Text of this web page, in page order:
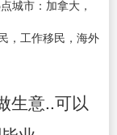
城市：加拿大，
，工作移民，海外
生意..可以